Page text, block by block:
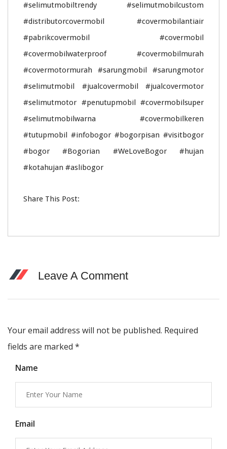
#selimutmobiltrendy #selimutmobilcustom
#distributorcovermobil #covermobilantiair
#pabrikcovermobil #covermobil
#covermobilwaterproof #covermobilmurah
#covermotormurah #sarungmobil #sarungmotor
#selimutmobil #jualcovermobil #jualcovermotor
#selimutmotor #penutupmobil #covermobilsuper
#selimutmobilwarna #covermobilkeren
#tutupmobil #infobogor #bogorpisan #visitbogor
#bogor #Bogorian #WeLoveBogor #hujan
#kotahujan #aslibogor
Share This Post:
Leave A Comment
Your email address will not be published. Required
fields are marked *
Name
Email